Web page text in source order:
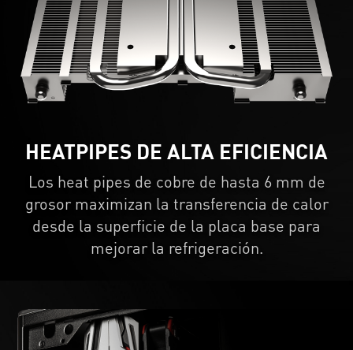
HEATPIPES DE ALTA EFICIENCIA
Los heat pipes de cobre de hasta 6 mm de
grosor maximizan la transferencia de calor
desde la superficie de la placa base para
mejorar la refrigeración.